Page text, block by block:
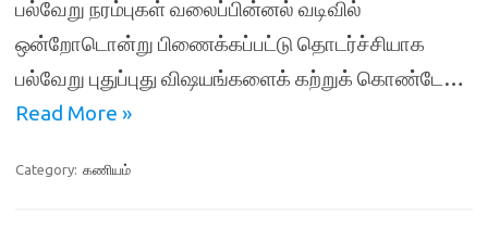
பல்வேறு நரம்புகள் வலைப்பின்னல் வடிவில்
ஒன்றோடொன்று பிணைக்கப்பட்டு தொடர்ச்சியாக
பல்வேறு புதுப்புது விஷயங்களைக் கற்றுக் கொண்டே…
Read More »
Category: கணியம்